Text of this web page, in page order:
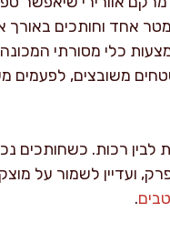
אחד וחותכים באורך
כלי מסורתי
משובצים, לפעמים
לבין רכות. כשחותכים
ועדיין לשמור על
.